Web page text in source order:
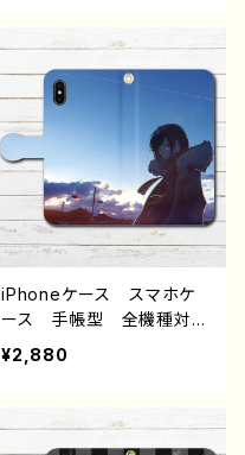
れ 動物 シャチ かわい
ル 高校生 男子 iPh
one17/16/15/14/13 AQU
OS Xperia Googlepix
el Galaxy Android
アンドロイド ケース 個
性的 おすすめ 人気 イ
ラストレーター クリエイタ
ー 絵師 オリジナル デ
ザイン グッズ タイトル：
海へのキャンパス 作：しゅ
iPhoneケース スマホケ
ース 手帳型 全機種対
応 イラスト 可愛い女の
子 かわいい おしゃれ
美しい 景色 ノスタルジ
ック メンズ レディース
¥2,880